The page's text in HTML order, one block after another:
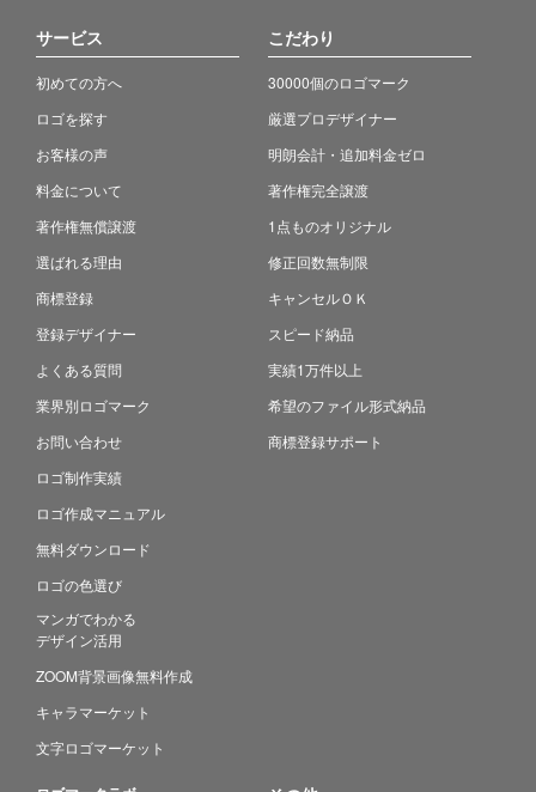
サービス
初めての方へ
ロゴを探す
お客様の声
料金について
著作権無償譲渡
選ばれる理由
商標登録
登録デザイナー
よくある質問
業界別ロゴマーク
お問い合わせ
ロゴ制作実績
ロゴ作成マニュアル
無料ダウンロード
ロゴの色選び
マンガでわかる
デザイン活用
ZOOM背景画像無料作成
キャラマーケット
文字ロゴマーケット
こだわり
30000個のロゴマーク
厳選プロデザイナー
明朗会計・追加料金ゼロ
著作権完全譲渡
1点ものオリジナル
修正回数無制限
キャンセルＯＫ
スピード納品
実績1万件以上
希望のファイル形式納品
商標登録サポート